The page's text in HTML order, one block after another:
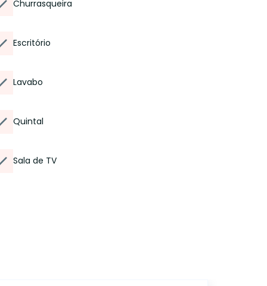
Churrasqueira
Escritório
Lavabo
Quintal
Sala de TV